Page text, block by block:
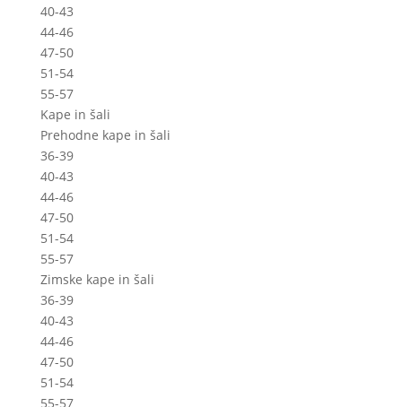
40-43
44-46
47-50
51-54
55-57
Kape in šali
Prehodne kape in šali
36-39
40-43
44-46
47-50
51-54
55-57
Zimske kape in šali
36-39
40-43
44-46
47-50
51-54
55-57